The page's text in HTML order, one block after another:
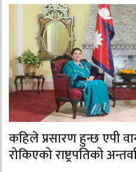
कहिले प्रसारण हुन्छ एपी
रोकिएको राष्ट्रपतिको